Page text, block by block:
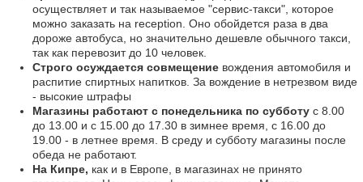
осуществляет и так называемое "сервис-такси", которое
можно заказать на reception. Оно обойдется раза в два
дороже автобуса, но значительно дешевле обычного такси,
так как перевозит до 10 человек.
Строго осуждается совмещение вождения автомобиля и
распитие спиртных напитков. За вождение в нетрезвом виде
- высокие штрафы
Магазины работают с понедельника по субботу с 8.00
до 13.00 и с 15.00 до 17.30 в зимнее время, с 16.00 до
19.00 - в летнее время. В среду и субботу магазины после
обеда не работают.
На Кипре, как и в Европе, в магазинах не принято